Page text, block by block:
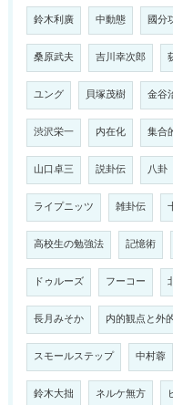
鈴木利廣 中動態 國分
桑原武夫 吉川幸次郎
ユング 貝塚茂樹 金谷
渋沢栄一 内在化 集合
山口卓三 説卦伝 八卦
ライプニッツ 雑卦伝
高校生の勉強法 記憶術
ドゥルーズ フーコー
長月みそか 内的観点と外
スモールステップ 中村蓉
鈴木大拙 ネルケ無方